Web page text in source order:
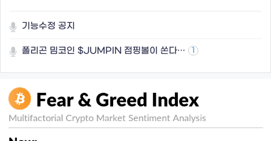
기능수정 공지
폴리곤 밈코인 $JUMPIN 점핑볼이 쏜다… 1